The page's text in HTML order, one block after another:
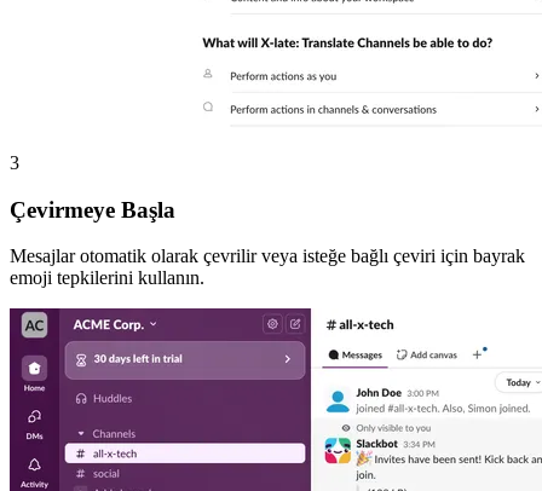
3
Çevirmeye Başla
Mesajlar otomatik olarak çevrilir veya isteğe bağlı çeviri için bayrak
emoji tepkilerini kullanın.